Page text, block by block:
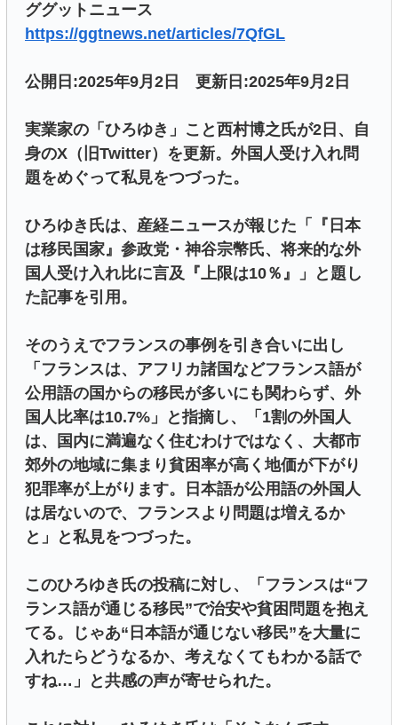
ググットニュース
https://ggtnews.net/articles/7QfGL
公開日:2025年9月2日 更新日:2025年9月2日
実業家の「ひろゆき」こと西村博之氏が2日、自
身のX（旧Twitter）を更新。外国人受け入れ問
題をめぐって私見をつづった。
ひろゆき氏は、産経ニュースが報じた「『日本
は移民国家』参政党・神谷宗幣氏、将来的な外
国人受け入れ比に言及『上限は10％』」と題し
た記事を引用。
そのうえでフランスの事例を引き合いに出し
「フランスは、アフリカ諸国などフランス語が
公用語の国からの移民が多いにも関わらず、外
国人比率は10.7%」と指摘し、「1割の外国人
は、国内に満遍なく住むわけではなく、大都市
郊外の地域に集まり貧困率が高く地価が下がり
犯罪率が上がります。日本語が公用語の外国人
は居ないので、フランスより問題は増えるか
と」と私見をつづった。
このひろゆき氏の投稿に対し、「フランスは“フ
ランス語が通じる移民”で治安や貧困問題を抱え
てる。じゃあ“日本語が通じない移民”を大量に
入れたらどうなるか、考えなくてもわかる話で
すね…」と共感の声が寄せられた。